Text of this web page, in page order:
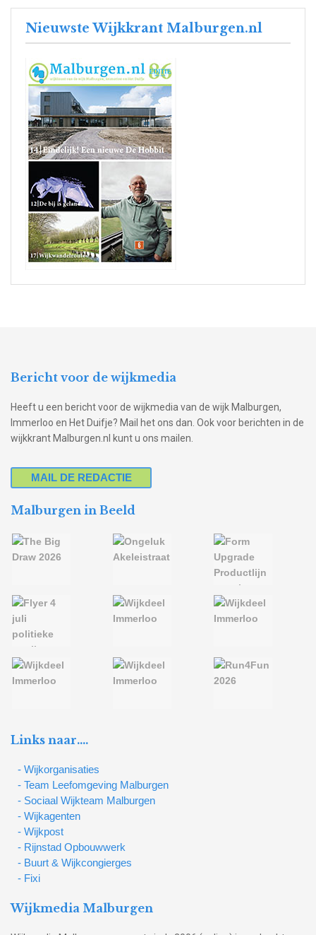
Nieuwste Wijkkrant Malburgen.nl
Bericht voor de wijkmedia
Heeft u een bericht voor de wijkmedia van de wijk Malburgen,
Immerloo en Het Duifje? Mail het ons dan. Ook voor berichten in de
wijkkrant Malburgen.nl kunt u ons mailen.
MAIL DE REDACTIE
Malburgen in Beeld
Links naar….
- Wijkorganisaties
- Team Leefomgeving Malburgen
- Sociaal Wijkteam Malburgen
- Wijkagenten
- Wijkpost
- Rijnstad Opbouwwerk
- Buurt & Wijkcongierges
- Fixi
Wijkmedia Malburgen